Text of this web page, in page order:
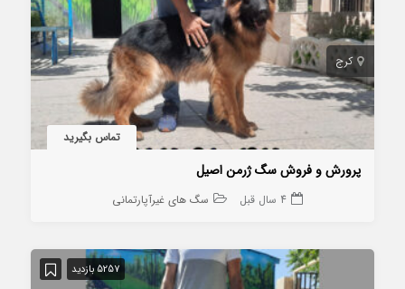
کرج
تماس بگیرید
پرورش و فروش سگ ژرمن اصیل
4 سال قبل سگ های غیرآپارتمانی
5257 بازدید